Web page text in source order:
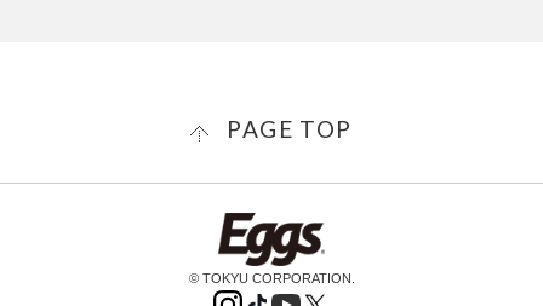
PAGE TOP
© TOKYU CORPORATION.